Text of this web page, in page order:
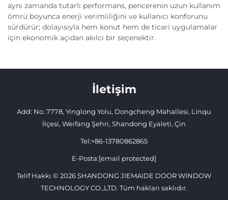
aynı zamanda tutarlı performans, pencerenin uzun kullanım
ömrü boyunca enerji verimliliğini ve kullanıcı konforunu
sürdürür; dolayısıyla hem konut hem de ticari uygulamalar
için ekonomik açıdan akılcı bir seçenektir.
İletişim
Add: No. 7778, Yinglong Yolu, Dongcheng Mahallesi, Linqu
İlçesi, Weifang Şehri, Shandong Eyaleti, Çin
Tel:+86-13780862865
E-Posta:[email protected]
Telif Hakkı © 2026 SHANDONG JIEMAIDE DOOR WINDOW
TECHNOLOGY CO.,LTD. Tüm hakları saklıdır.